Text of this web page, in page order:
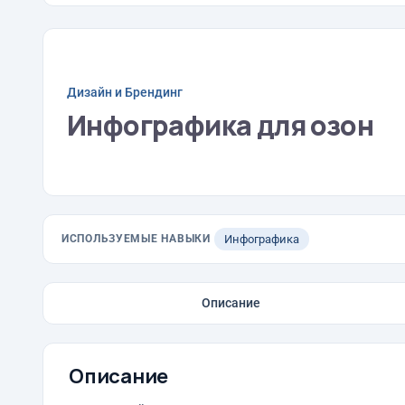
Дизайн и Брендинг
Инфографика для озон
ИСПОЛЬЗУЕМЫЕ НАВЫКИ Инфографика
Описание
Описание